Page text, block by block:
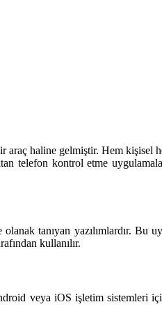
haline gelmiştir. Hem kişisel
kontrol etme
tanıyan yazılımlardır. Bu
kullanılır.
veya iOS işletim sistemleri